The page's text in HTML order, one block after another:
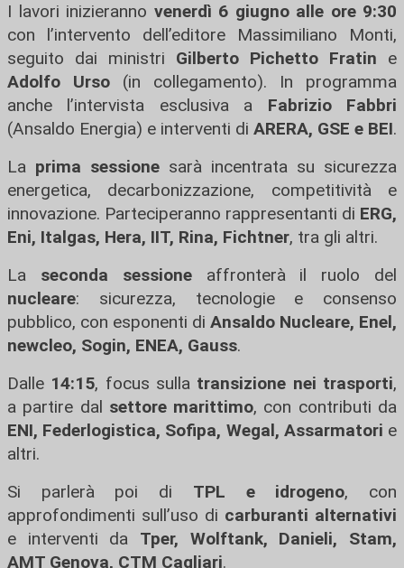
I lavori inizieranno venerdì 6 giugno alle ore 9:30
con l’intervento dell’editore Massimiliano Monti,
seguito dai ministri Gilberto Pichetto Fratin e
Adolfo Urso (in collegamento). In programma
anche l’intervista esclusiva a Fabrizio Fabbri
(Ansaldo Energia) e interventi di ARERA, GSE e BEI.
La prima sessione sarà incentrata su sicurezza
energetica, decarbonizzazione, competitività e
innovazione. Parteciperanno rappresentanti di ERG,
Eni, Italgas, Hera, IIT, Rina, Fichtner, tra gli altri.
La seconda sessioneaffronterà il ruolo del
nucleare: sicurezza, tecnologie e consenso
pubblico, con esponenti di Ansaldo Nucleare, Enel,
newcleo, Sogin, ENEA, Gauss.
Dalle 14:15, focus sulla transizione nei trasporti,
a partire dal settore marittimo, con contributi da
ENI, Federlogistica, Sofipa, Wegal, Assarmatori e
altri.
Si parlerà poi di TPL e idrogeno, con
approfondimenti sull’uso di carburanti alternativi
e interventi da Tper, Wolftank, Danieli, Stam,
AMT Genova, CTM Cagliari.